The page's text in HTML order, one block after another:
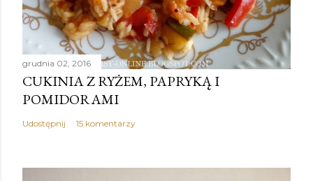
grudnia 02, 2016
CUKINIA Z RYŻEM, PAPRYKĄ I
POMIDORAMI
Udostępnij 15 komentarzy